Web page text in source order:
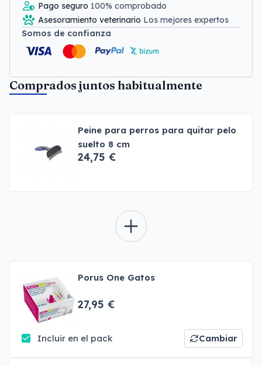
Pago seguro 100% comprobado
Asesoramiento veterinario Los mejores expertos
Somos de confianza
Comprados juntos habitualmente
Peine para perros para quitar pelo
suelto 8 cm
24,75 €
Porus One Gatos
27,95 €
Incluir en el pack Cambiar